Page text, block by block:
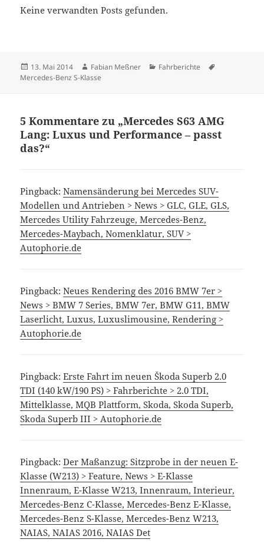
Keine verwandten Posts gefunden.
Veröffentlicht
am
13. Mai 2014 Autor
Fabian Meßner Kategorien
Fahrberichte
Mercedes-Benz S-Klasse
5 Kommentare zu „Mercedes S63 AMG
Lang: Luxus und Performance – passt
das?“
Pingback:Namensänderung bei Mercedes SUV-
Modellen und Antrieben > News > GLC, GLE, GLS,
Mercedes Utility Fahrzeuge, Mercedes-Benz,
Mercedes-Maybach, Nomenklatur, SUV >
Autophorie.de
Pingback:Neues Rendering des 2016 BMW 7er >
News > BMW 7 Series, BMW 7er, BMW G11, BMW
Laserlicht, Luxus, Luxuslimousine, Rendering >
Autophorie.de
Pingback:Erste Fahrt im neuen Škoda Superb 2.0
TDI (140 kW/190 PS) > Fahrberichte > 2.0 TDI,
Mittelklasse, MQB Plattform, Skoda, Skoda Superb,
Skoda Superb III > Autophorie.de
Pingback:Der Maßanzug: Sitzprobe in der neuen E-
Klasse (W213) > Feature, News > E-Klasse
Innenraum, E-Klasse W213, Innenraum, Interieur,
Mercedes-Benz C-Klasse, Mercedes-Benz E-Klasse,
Mercedes-Benz S-Klasse, Mercedes-Benz W213,
NAIAS, NAIAS 2016, NAIAS Det